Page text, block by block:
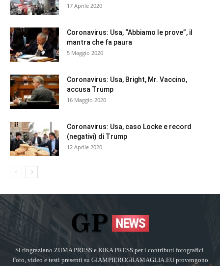
17 Aprile 2020
Coronavirus: Usa, “Abbiamo le prove”, il
mantra che fa paura
5 Maggio 2020
Coronavirus: Usa, Bright, Mr. Vaccino,
accusa Trump
16 Maggio 2020
Coronavirus: Usa, caso Locke e record
(negativi) di Trump
12 Aprile 2020
Si ringraziano ZUMA PRESS e KIKA PRESS per i contributi fotografici.
Foto, video e testi presenti su GIAMPIEROGRAMAGLIA.EU provengono